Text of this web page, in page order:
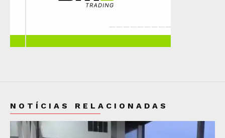
NOTÍCIAS RELACIONADAS